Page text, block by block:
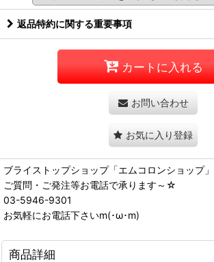
返品特約に関する重要事項
カートに入れる
お問い合わせ
お気に入り登録
ブライストップショップ「エムコロンショップ」
ご質問・ご発注等お電話で承ります～☆
03-5946-9301
お気軽にお電話下さいm(･ω･m)
商品詳細